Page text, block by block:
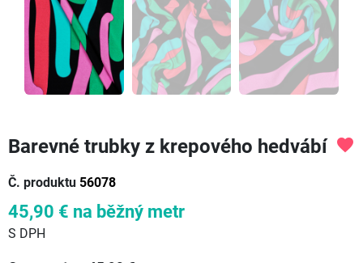
Barevné trubky z krepového hedvábí
Č. produktu 56078
favorite
45,90 € na běžný metr
S DPH